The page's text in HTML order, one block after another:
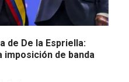
de De la Espriella:
de banda